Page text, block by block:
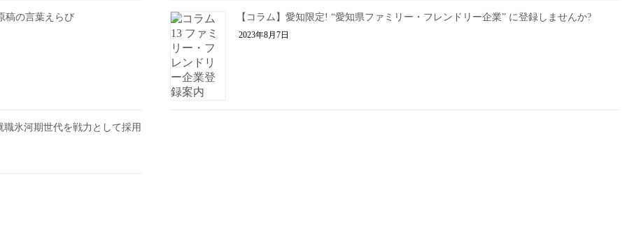
稿の言葉えらび 【コラム】愛知限定! “愛知県ファミリー・フレンドリー企業” に登録しませんか?
2023年8月7日
氷河期世代を戦力として採用